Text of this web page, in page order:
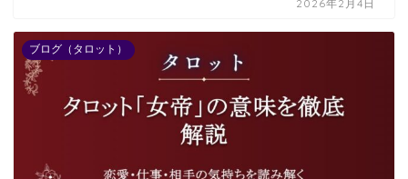
2026年2月4日
ブログ（タロット）